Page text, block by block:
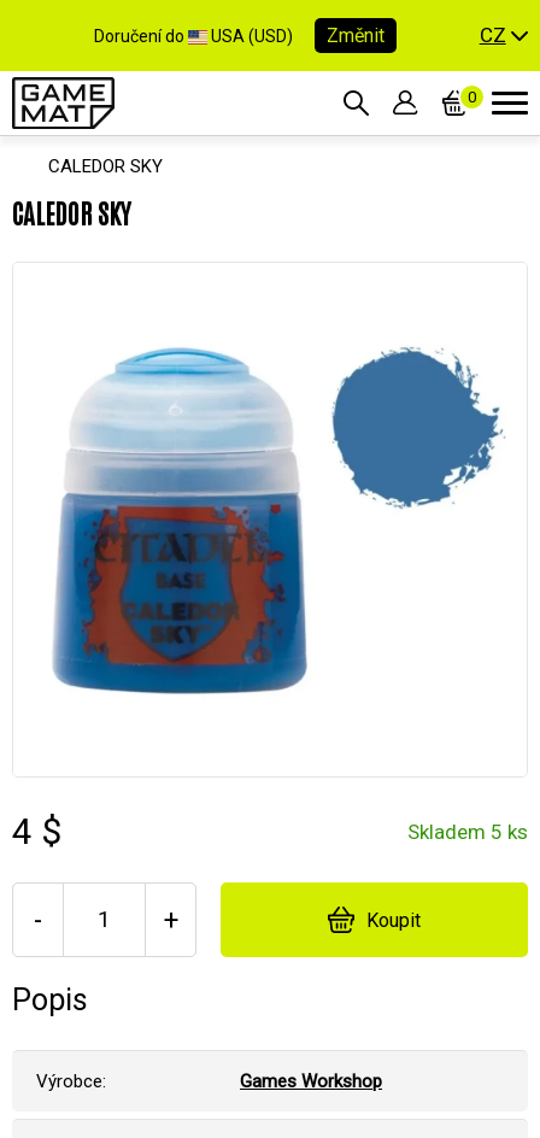
Doručení do USA (USD) Změnit CZ
0
CALEDOR SKY
CALEDOR SKY
4 $ Skladem 5 ks
- + Koupit
Popis
Výrobce: Games Workshop